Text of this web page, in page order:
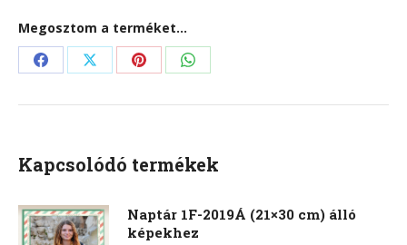
Megosztom a terméket...
Share
on
Share
on
Share
on
Share
on
Kapcsolódó termékek
Naptár 1F-2019Á (21×30 cm) álló
képekhez